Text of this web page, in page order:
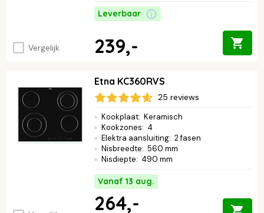
Vergelijk
Leverbaar
239,-
Etna KC360RVS
25 reviews
Kookplaat: Keramisch
Kookzones: 4
Elektra aansluiting: 2 fasen
Nisbreedte: 560 mm
Nisdiepte: 490 mm
Vanaf 13 aug.
264,-